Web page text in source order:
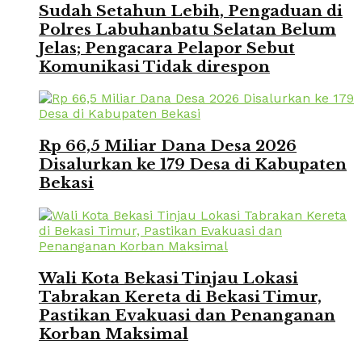
Sudah Setahun Lebih, Pengaduan di
Polres Labuhanbatu Selatan Belum
Jelas; Pengacara Pelapor Sebut
Komunikasi Tidak direspon
Rp 66,5 Miliar Dana Desa 2026
Disalurkan ke 179 Desa di Kabupaten
Bekasi
Wali Kota Bekasi Tinjau Lokasi
Tabrakan Kereta di Bekasi Timur,
Pastikan Evakuasi dan Penanganan
Korban Maksimal